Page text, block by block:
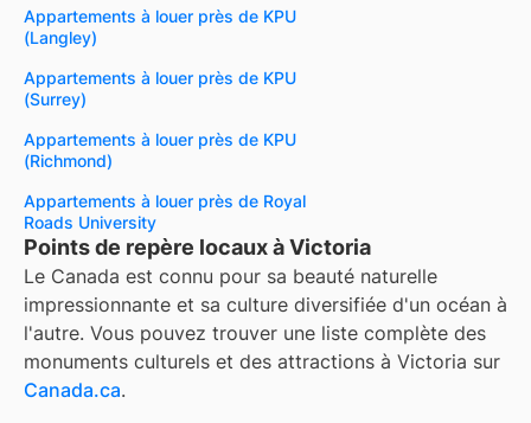
Appartements à louer près de KPU
(Langley)
Appartements à louer près de KPU
(Surrey)
Appartements à louer près de KPU
(Richmond)
Appartements à louer près de Royal
Roads University
Points de repère locaux à Victoria
Le Canada est connu pour sa beauté naturelle
impressionnante et sa culture diversifiée d'un océan à
l'autre. Vous pouvez trouver une liste complète des
monuments culturels et des attractions à Victoria sur
Canada.ca.